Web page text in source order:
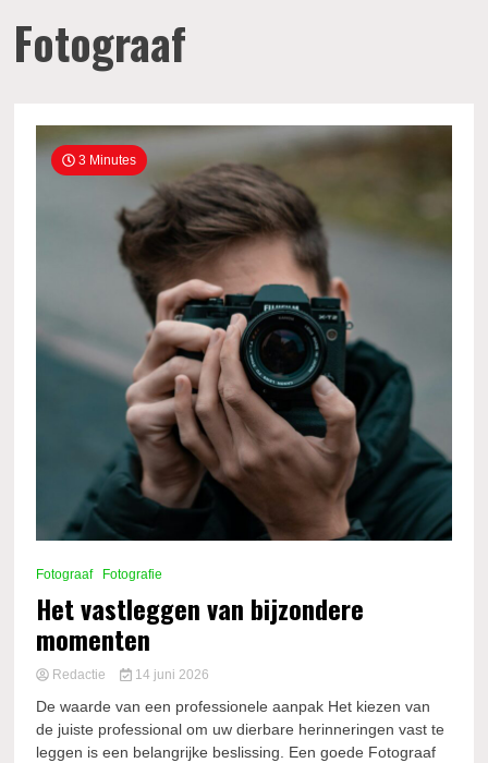
Fotograaf
3 Minutes
Fotograaf Fotografie
Het vastleggen van bijzondere
momenten
Redactie 14 juni 2026
De waarde van een professionele aanpak Het kiezen van
de juiste professional om uw dierbare herinneringen vast te
leggen is een belangrijke beslissing. Een goede Fotograaf